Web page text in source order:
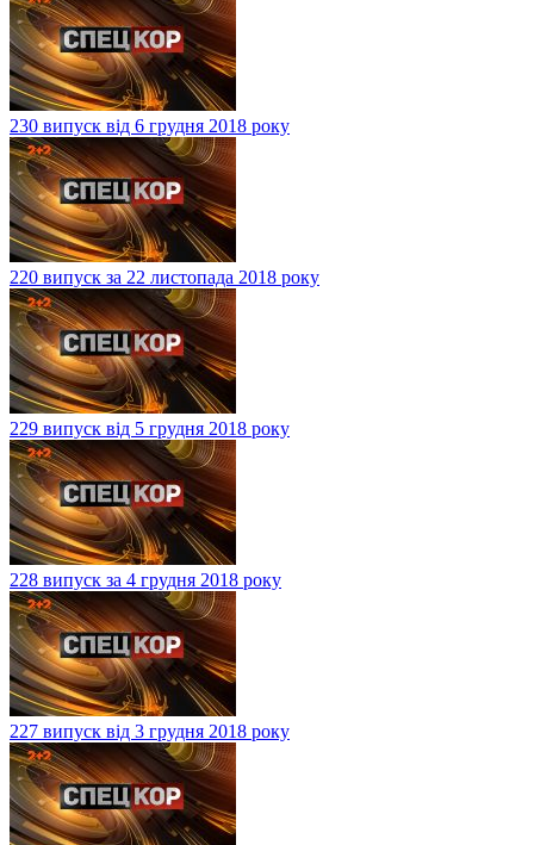
230 випуск від 6 грудня 2018 року
220 випуск за 22 листопада 2018 року
229 випуск від 5 грудня 2018 року
228 випуск за 4 грудня 2018 року
227 випуск від 3 грудня 2018 року